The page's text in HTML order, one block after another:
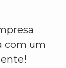
com um